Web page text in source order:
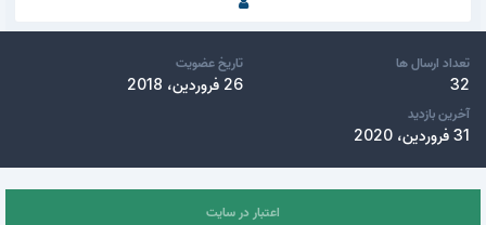
تعداد ارسال ها
32
تاریخ عضویت
26 فروردین، 2018
آخرین بازدید
31 فروردین، 2020
اعتبار در سایت